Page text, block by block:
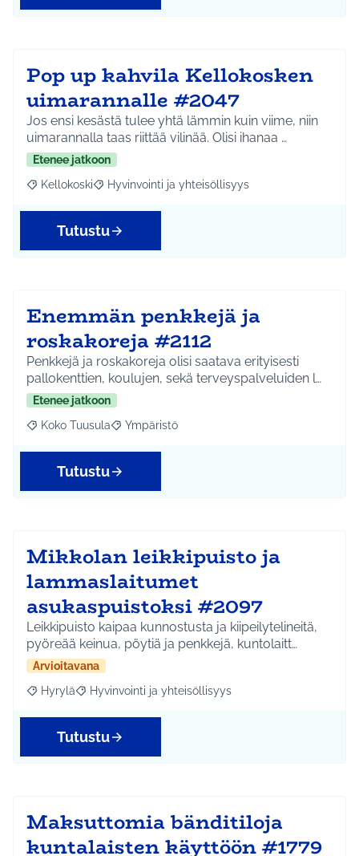
Pop up kahvila Kellokosken
uimarannalle #2047
Jos ensi kesästä tulee yhtä lämmin kuin viime, niin
uimarannalla taas riittää vilinää. Olisi ihanaa …
Etenee jatkoon
Rajaa tulokset aihepiirin mukaan: Kellokoski
Kellokoski Rajaa tulokset teeman mukaan: Hyvinvointi ja
Hyvinvointi ja yhteisöllisyys
Tutustu
Enemmän penkkejä ja
roskakoreja #2112
Penkkejä ja roskakoreja olisi saatava erityisesti
pallokenttien, koulujen, sekä terveyspalveluiden l…
Etenee jatkoon
Rajaa tulokset aihepiirin mukaan: Koko Tuusula
Koko Tuusula Rajaa tulokset teeman mukaan: Ympäristö
Ympäristö
Tutustu
Mikkolan leikkipuisto ja
lammaslaitumet
asukaspuistoksi #2097
Leikkipuisto kaipaa kunnostusta ja kiipeilytelineitä,
pyöreää keinua, pöytiä ja penkkejä, kuntolaitt…
Arvioitavana
Rajaa tulokset aihepiirin mukaan: Hyrylä
Hyrylä Rajaa tulokset teeman mukaan: Hyvinvointi ja
Hyvinvointi ja yhteisöllisyys
Tutustu
Maksuttomia bänditiloja
kuntalaisten käyttöön #1779